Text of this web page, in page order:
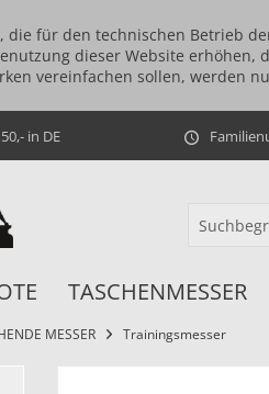
die für den technischen Betrieb
dieser Website
vereinfachen sollen, werden
in DE
TASCHENMESSER
MESSER Trainingsmesser